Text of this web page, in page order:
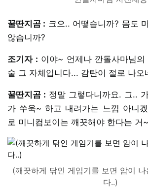
꿀딴지곰 : 크으.. 어떻습니까? 몸도
않습니까?
조기자 : 이야~ 언제나 깐돌사마님
술 그 자체입니다... 감탄이 절로 나오
꿀딴지곰 : 정말 그렇다니까요. 그..
가 쑤욱~ 하고 내려가는 느낌 아니
로 미니컴보이는 깨끗해야 한다는 거~
(깨끗하게 닦인 게임기를 보면 암이
다..)